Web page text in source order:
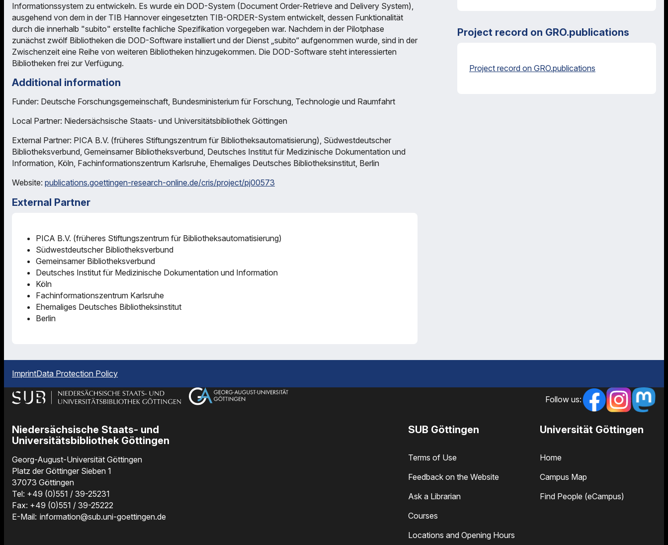
Informationssystem zu entwickeln. Es wurde ein DOD-System (Document Order-Retrieve and Delivery System),
ausgehend von dem in der TIB Hannover eingesetzten TIB-ORDER-System entwickelt, dessen Funktionalität
durch die innerhalb "subito" erstellte fachliche Spezifikation vorgegeben war. Nachdem in der Pilotphase
zunächst zwölf Bibliotheken die DOD-Software installiert und der Dienst „subito“ aufgenommen wurde, sind in der
Zwischenzeit eine Reihe von weiteren Bibliotheken hinzugekommen. Die DOD-Software steht interessierten
Bibliotheken frei zur Verfügung.
Additional information
Funder: Deutsche Forschungsgemeinschaft, Bundesministerium für Forschung, Technologie und Raumfahrt
Local Partner: Niedersächsische Staats- und Universitätsbibliothek Göttingen
External Partner: PICA B.V. (früheres Stiftungszentrum für Bibliotheksautomatisierung), Südwestdeutscher
Bibliotheksverbund, Gemeinsamer Bibliotheksverbund, Deutsches Institut für Medizinische Dokumentation und
Information, Köln, Fachinformationszentrum Karlsruhe, Ehemaliges Deutsches Bibliotheksinstitut, Berlin
Website: publications.goettingen-research-online.de/cris/project/pj00573
External Partner
PICA B.V. (früheres Stiftungszentrum für Bibliotheksautomatisierung)
Südwestdeutscher Bibliotheksverbund
Gemeinsamer Bibliotheksverbund
Deutsches Institut für Medizinische Dokumentation und Information
Köln
Fachinformationszentrum Karlsruhe
Ehemaliges Deutsches Bibliotheksinstitut
Berlin
Project record on GRO.publications
Project record on GRO.publications
ImprintData Protection Policy
Follow us:
Niedersächsische Staats- und
Universitätsbibliothek Göttingen
Georg-August-Universität Göttingen
Platz der Göttinger Sieben 1
37073 Göttingen
Tel: +49 (0)551 / 39-25231
Fax: +49 (0)551 / 39-25222
E-Mail: information@sub.uni-goettingen.de
SUB Göttingen
Terms of Use
Feedback on the Website
Ask a Librarian
Courses
Locations and Opening Hours
Universität Göttingen
Home
Campus Map
Find People (eCampus)